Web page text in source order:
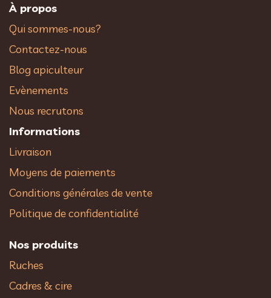
À propos
Qui sommes-nous?
Contactez-nous
Blog apiculteur
Evènements
Nous recrutons
Informations
Livraison
Moyens de paiements
Conditions générales de vente
Politique de confidentialité
Nos produits
Ruches
Cadres & cire